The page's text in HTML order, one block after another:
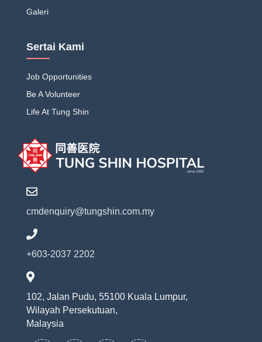
Galeri
Sertai Kami
Job Opportunities
Be A Volunteer
Life At Tung Shin
cmdenquiry@tungshin.com.my
+603-2037 2202
102, Jalan Pudu, 55100 Kuala Lumpur,
Wilayah Persekutuan,
Malaysia